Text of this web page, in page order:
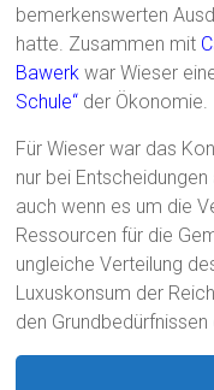
bemerkenswerten
hatte. Zusammen mit
Bawerk war Wieser
Schule“ der Ökonomie.
Für Wieser war das
nur bei
auch wenn es um die
Ressourcen für die
ungleiche Verteilung
Luxuskonsum der
den